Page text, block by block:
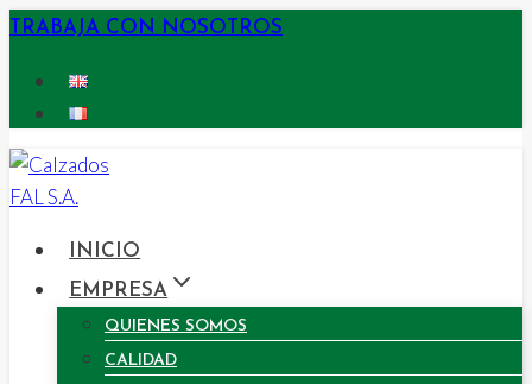
Saltar
contenido
TRABAJA CON NOSOTROS
INICIO
EMPRESA
QUIENES SOMOS
CALIDAD